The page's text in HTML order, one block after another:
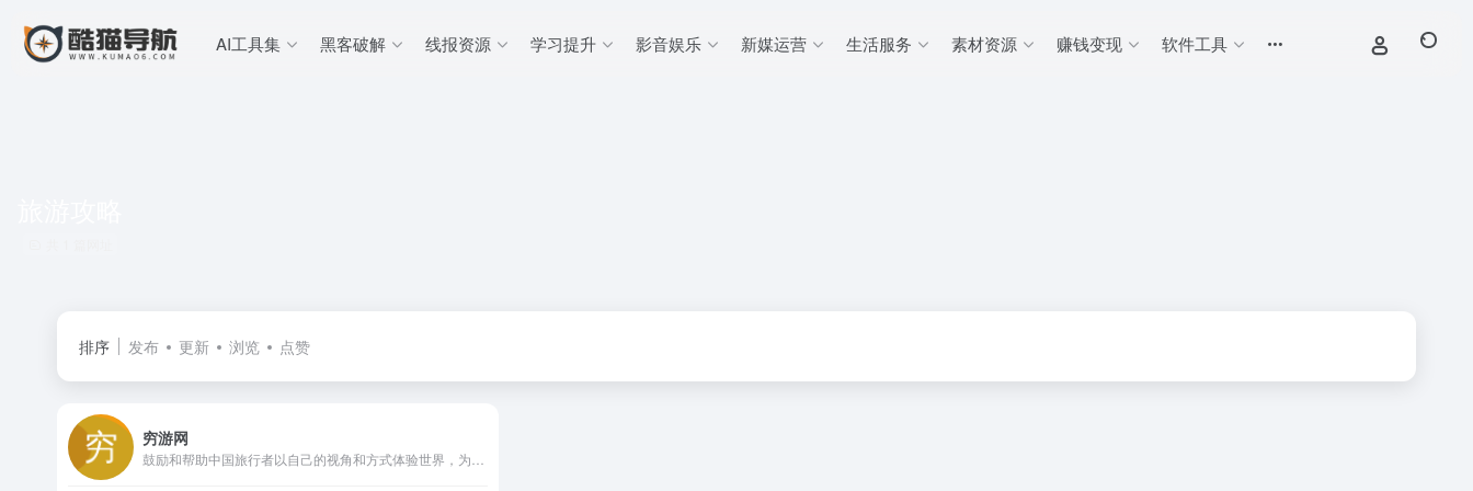
AI工具集 黑客破解 线报资源 学习提升 影音娱乐 新媒运营 生活服务 素材资源 赚钱变现 软件工具
排序 发布 更新 浏览 点赞
穷游网